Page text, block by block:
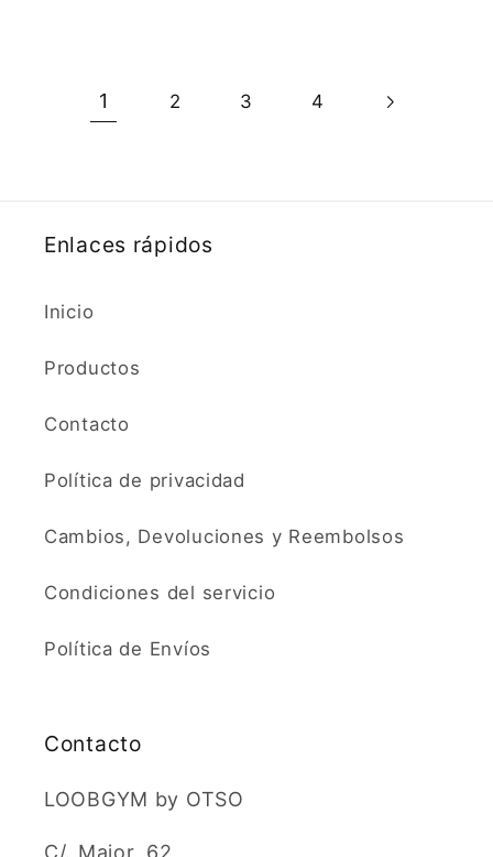
1 2 3 4
Enlaces rápidos
Inicio
Productos
Contacto
Política de privacidad
Cambios, Devoluciones y Reembolsos
Condiciones del servicio
Política de Envíos
Contacto
LOOBGYM by OTSO
C/. Major, 62